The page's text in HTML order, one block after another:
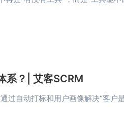
系？| 艾客SCRM
过自动打标和用户画像解决“客户